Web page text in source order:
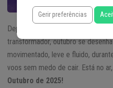
Depois de um setembro
transformador, outubro se
movimentado, leve e fluido,
voos sem medo de cair. Está no
Outubro de 2025!
Gerir preferências